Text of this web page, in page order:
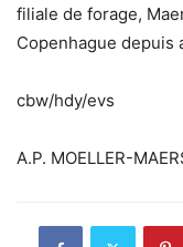
filiale de forage,
Copenhague depuis
cbw/hdy/evs
A.P. MOELLER-